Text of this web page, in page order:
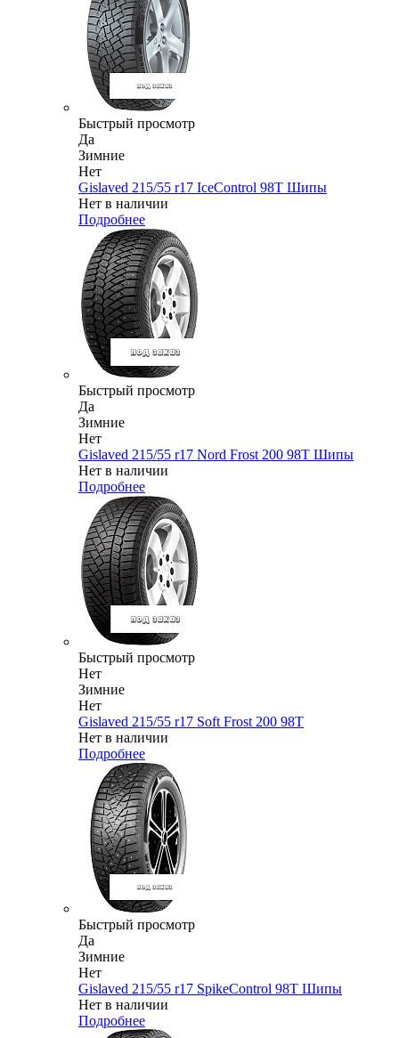
Быстрый просмотр
Да
Зимние
Нет
Gislaved 215/55 r17 IceControl 98T Шипы
Нет в наличии
Подробнее
Быстрый просмотр
Да
Зимние
Нет
Gislaved 215/55 r17 Nord Frost 200 98T Шипы
Нет в наличии
Подробнее
Быстрый просмотр
Нет
Зимние
Нет
Gislaved 215/55 r17 Soft Frost 200 98T
Нет в наличии
Подробнее
Быстрый просмотр
Да
Зимние
Нет
Gislaved 215/55 r17 SpikeControl 98T Шипы
Нет в наличии
Подробнее